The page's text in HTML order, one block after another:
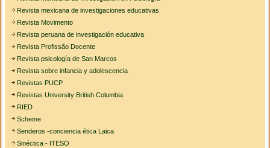
Revista mexicana de investigaciones educativas
Revista Movimento
Revista peruana de investigación educativa
Revista Profissão Docente
Revista psicología de San Marcos
Revista sobre infancia y adolescencia
Revistas PUCP
Revistas University British Columbia
RIED
Scheme
Senderos -conciencia ética Laica
Sinéctica - ITESO